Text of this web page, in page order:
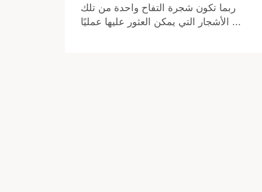
ربما تكون شجرة التفاح واحدة من تلك
الأشجار التي يمكن العثور عليها عمليًا ...